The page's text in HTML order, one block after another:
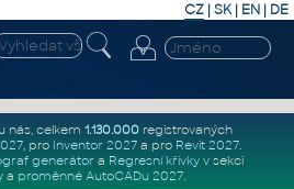
CZ | SK| EN | DE
nás, celkem 1.130.000registrovaných
, pro Inventor 2027a pro Revit 2027.
generátor a Regresní křivkyv sekci
a proměnné AutoCADu 2027.